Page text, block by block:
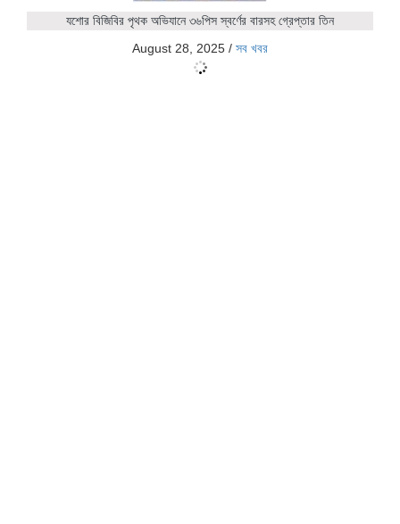
যশোর বিজিবির পৃথক অভিযানে ৩৬পিস স্বর্ণের বারসহ গ্রেপ্তার তিন
August 28, 2025 / সব খবর